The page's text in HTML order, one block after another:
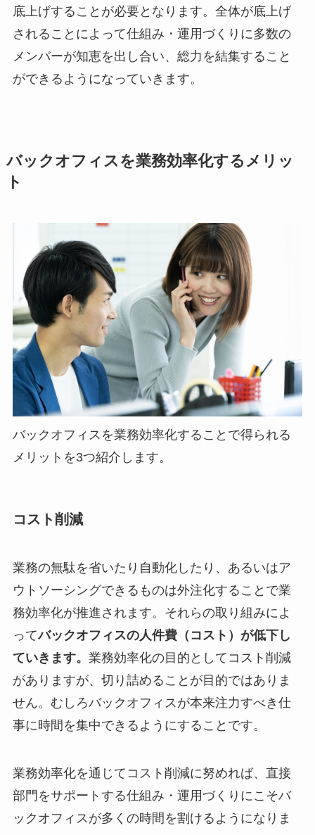
底上げすることが必要となります。全体が底上げ
されることによって仕組み・運用づくりに多数の
メンバーが知恵を出し合い、総力を結集すること
ができるようになっていきます。
バックオフィスを業務効率化するメリッ
ト
バックオフィスを業務効率化することで得られる
メリットを3つ紹介します。
コスト削減
業務の無駄を省いたり自動化したり、あるいはア
ウトソーシングできるものは外注化することで業
務効率化が推進されます。それらの取り組みによ
ってバックオフィスの人件費（コスト）が低下し
ていきます。 業務効率化の目的としてコスト削減
がありますが、切り詰めることが目的ではありま
せん。むしろバックオフィスが本来注力すべき仕
事に時間を集中できるようにすることです。
業務効率化を通じてコスト削減に努めれば、直接
部門をサポートする仕組み・運用づくりにこそバ
ックオフィスが多くの時間を割けるようになりま